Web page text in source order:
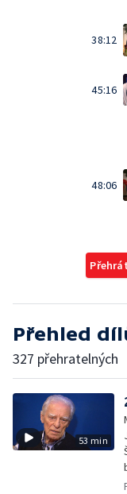
38:12
45:16
48:06
Přehled
327 přehratelných
53 min